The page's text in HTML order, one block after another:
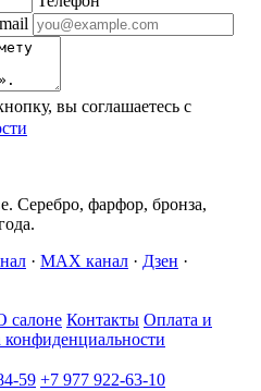
вы соглашаетесь с
Серебро, фарфор, бронза,
· MAX канал · Дзен ·
салоне Контакты Оплата и
59 +7 977 922-63-10